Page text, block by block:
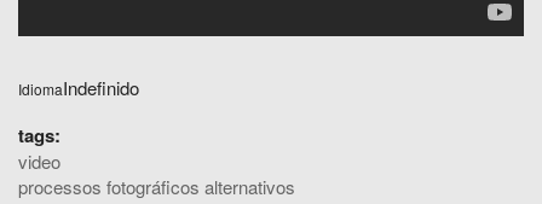
IdiomaIndefinido
tags:
video
processos fotográficos alternativos